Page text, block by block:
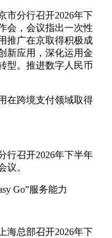
市分行召开2026年下
会，会议指出一次性
推广在京取得积极成
新应用，深化运用金
型。推进数字人民币
在跨境支付领域取得
行召开2026年下半年
议。
Go”服务能力
海总部召开2026年下